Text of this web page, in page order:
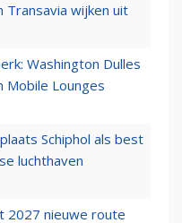
Transavia wijken uit
Washington Dulles
Mobile Lounges
Schiphol als best
luchthaven
2027 nieuwe route